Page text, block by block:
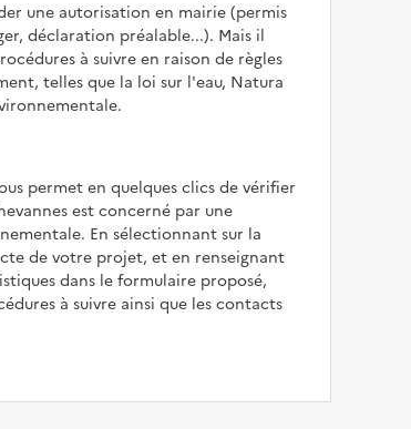
une autorisation en mairie (permis
déclaration préalable...). Mais il
à suivre en raison de règles
telles que la loi sur l'eau, Natura
permet en quelques clics de vérifier
est concerné par une
En sélectionnant sur la
de votre projet, et en renseignant
dans le formulaire proposé,
à suivre ainsi que les contacts